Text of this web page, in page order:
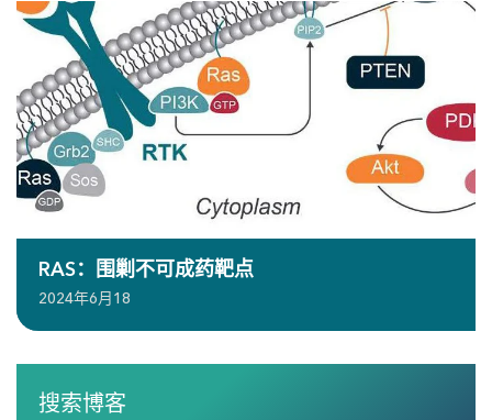
RAS：围剿不可成药靶点
2024年6月18
搜索博客